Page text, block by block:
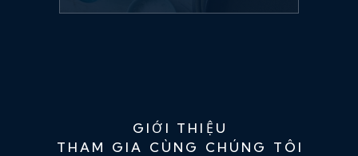
GIỚI THIỆU
THAM GIA CÙNG CHÚNG TÔI